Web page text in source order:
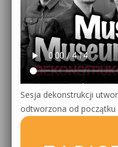
Sesja dekonstrukcji
odtworzona od początku